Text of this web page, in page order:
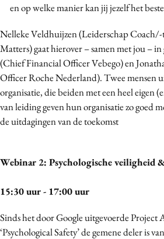
en op welke manier kan jij jezelf het
Nelleke Veldhuijzen (Leiderschap
Matters) gaat hierover – samen met jou –
(Chief Financial Officer Vebego) en
Officer Roche Nederland). Twee mensen
organisatie, die beiden met een heel eigen
van leiding geven hun organisatie zo goed
de uitdagingen van de toekomst
Webinar 2: Psychologische veiligheid
15:30 uur - 17:00 uur
Sinds het door Google uitgevoerde Project
‘Psychological Safety’ de gemene deler is